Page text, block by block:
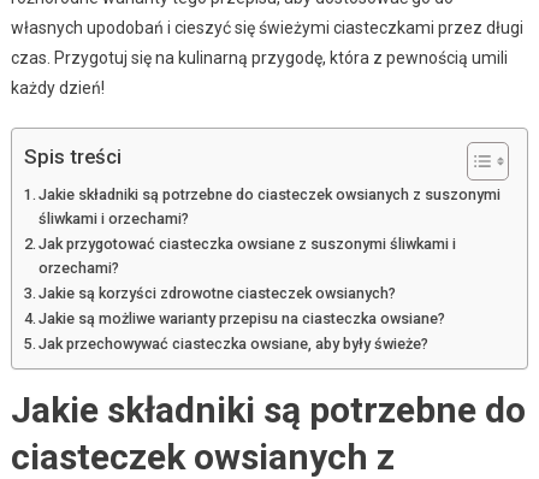
własnych upodobań i cieszyć się świeżymi ciasteczkami przez długi
czas. Przygotuj się na kulinarną przygodę, która z pewnością umili
każdy dzień!
Spis treści
Jakie składniki są potrzebne do ciasteczek owsianych z suszonymi
śliwkami i orzechami?
Jak przygotować ciasteczka owsiane z suszonymi śliwkami i
orzechami?
Jakie są korzyści zdrowotne ciasteczek owsianych?
Jakie są możliwe warianty przepisu na ciasteczka owsiane?
Jak przechowywać ciasteczka owsiane, aby były świeże?
Jakie składniki są potrzebne do
ciasteczek owsianych z